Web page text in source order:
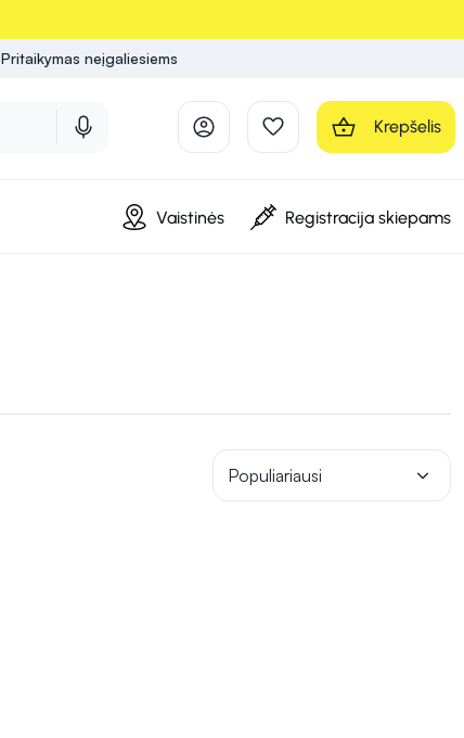
Pritaikymas neįgaliesiems
Krepšelis
Vaistinės Registracija skiepams
Populiariausi